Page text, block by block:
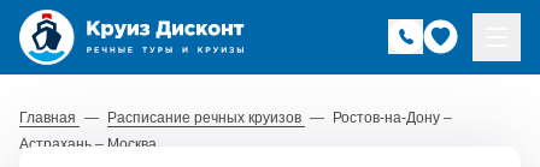
Главная — Расписание речных круизов — Ростов-на-Дону –
Астрахань – Москва